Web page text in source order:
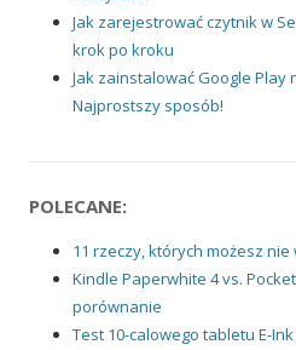
Jak zarejestrować czytnik w
krok po kroku
Jak zainstalować Google Play
Najprostszy sposób!
POLECANE:
11 rzeczy, których możesz
Kindle Paperwhite 4 vs.
porównanie
Test 10-calowego tabletu E-